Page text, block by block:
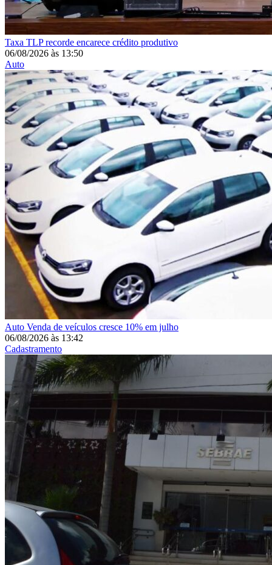
Taxa TLP recorde encarece crédito produtivo
06/08/2026 às 13:50
Auto
Auto Venda de veículos cresce 10% em julho
06/08/2026 às 13:42
Cadastramento